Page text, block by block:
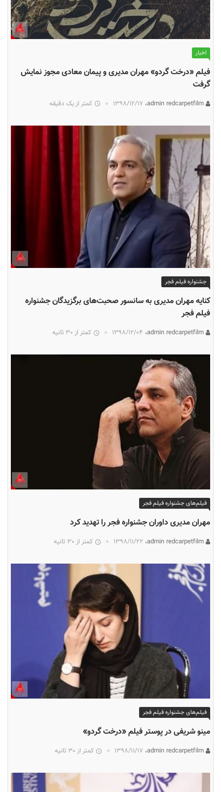
اخبار
فیلم «درخت گردو» مهران مدیری و پیمان معادی مجوز نمایش
گرفت
۱۳۹۸/۱۲/۱۷ کمتر از یک دقیقه
جشنواره فیلم فجر
کنایه مهران مدیری به سانسور صحبت‌های برگزیدگان جشنواره
فیلم فجر
۱۳۹۸/۱۲/۰۴ کمتر از 30 ثانیه
فیلم‌های جشنواره فیلم فجر
مهران مدیری داوران جشنواره فجر را تهدید کرد
۱۳۹۸/۱۱/۲۲ کمتر از 30 ثانیه
فیلم‌های جشنواره فیلم فجر
مینو شریفی در پوستر فیلم «درخت گردو»
۱۳۹۸/۱۱/۱۷ کمتر از 30 ثانیه